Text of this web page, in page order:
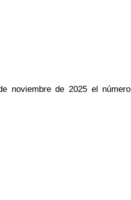
noviembre de 2025 el número